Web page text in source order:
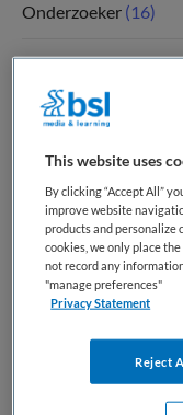
Onderzoeker (16)
Paramedici(111)
Tandheelkunde
Verpleegkunde
Zorgmanagement
banenbank |
This website uses
By clicking “Accept All”
improve website
products and personalize
cookies, we only place
not record any
"manage preferences"
Privacy Statement
Reject